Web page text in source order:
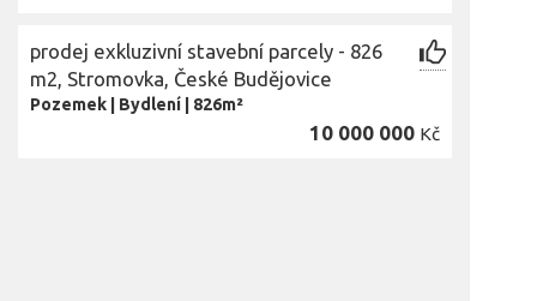
prodej exkluzivní stavební parcely - 826
m2, Stromovka, České Budějovice
Pozemek Bydlení 826m²
10 000 000 Kč